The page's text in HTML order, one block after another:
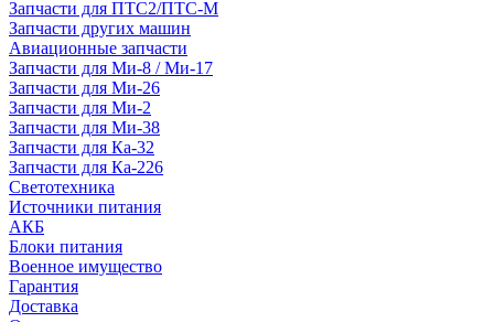
Запчасти для ПТС2/ПТС-М
Запчасти других машин
Авиационные запчасти
Запчасти для Ми-8 / Ми-17
Запчасти для Ми-26
Запчасти для Ми-2
Запчасти для Ми-38
Запчасти для Ка-32
Запчасти для Ка-226
Светотехника
Источники питания
АКБ
Блоки питания
Военное имущество
Гарантия
Доставка